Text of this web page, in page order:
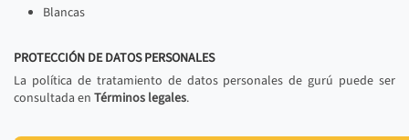
Blancas
PROTECCIÓN DE DATOS PERSONALES
La política de tratamiento de datos personales de gurú puede ser
consultada en Términos legales.